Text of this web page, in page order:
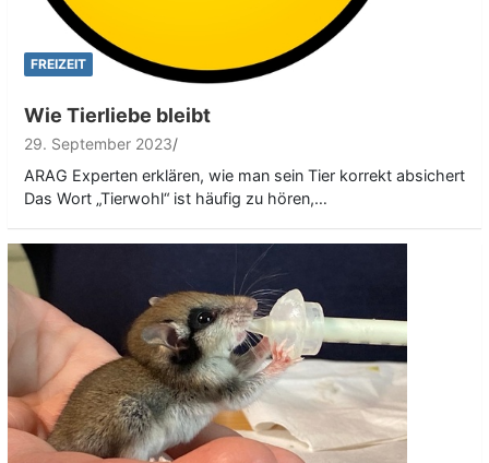
FREIZEIT
Wie Tierliebe bleibt
29. September 2023
ARAG Experten erklären, wie man sein Tier korrekt absichert
Das Wort „Tierwohl“ ist häufig zu hören,…